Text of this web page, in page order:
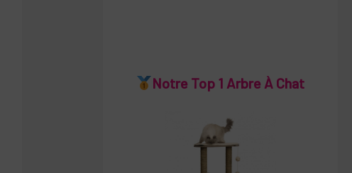
Notre Top 1 Arbre À Chat